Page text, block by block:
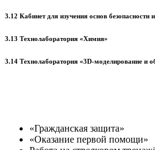
3.12 Кабинет для изучения основ
3.13 Технолаборатория «Химия»
3.14 Технолаборатория «3D-моделирование и
«Гражданская защита»
«Оказание первой помощи»